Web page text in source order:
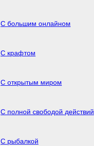
С большим онлайном
С крафтом
С открытым миром
С полной свободой действий
С рыбалкой